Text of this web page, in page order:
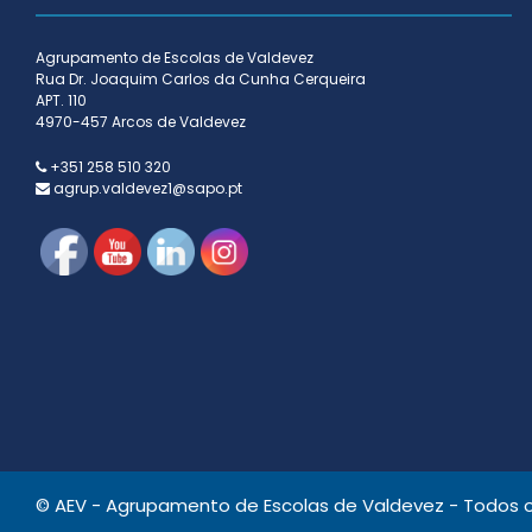
Agrupamento de Escolas de Valdevez
Rua Dr. Joaquim Carlos da Cunha Cerqueira
APT. 110
4970-457 Arcos de Valdevez
+351 258 510 320
agrup.valdevez1@sapo.pt
© AEV - Agrupamento de Escolas de Valdevez -